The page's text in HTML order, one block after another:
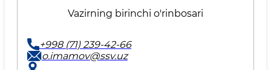
Vazirning birinchi o'rinbosari
+998 (71) 239-42-66
o.imamov@ssv.uz